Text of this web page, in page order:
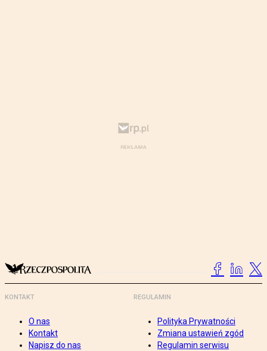
KONTAKT
O nas
Kontakt
Napisz do nas
REGULAMIN
Polityka Prywatności
Zmiana ustawień zgód
Regulamin serwisu